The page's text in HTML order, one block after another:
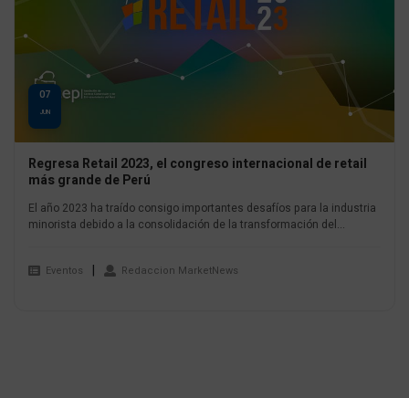
07
JUN
Regresa Retail 2023, el congreso internacional de retail
más grande de Perú
El año 2023 ha traído consigo importantes desafíos para la industria
minorista debido a la consolidación de la transformación del...
Eventos Redaccion MarketNews